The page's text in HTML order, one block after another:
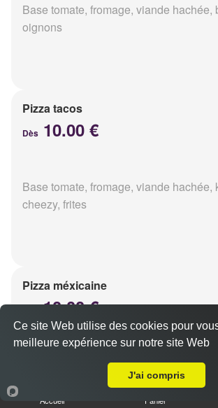
Base tomate, fromage, viande hachée,
oignons
Pizza tacos
Dès 10.00 €
Base tomate, fromage, viande hachée,
cheezy, frites
Pizza méxicaine
10.00 €
Base sauce barbecue, fromage, viande
Accueil Panier
Ce site Web utilise des cookies pour
meilleure expérience sur notre site Web
J'ai compris